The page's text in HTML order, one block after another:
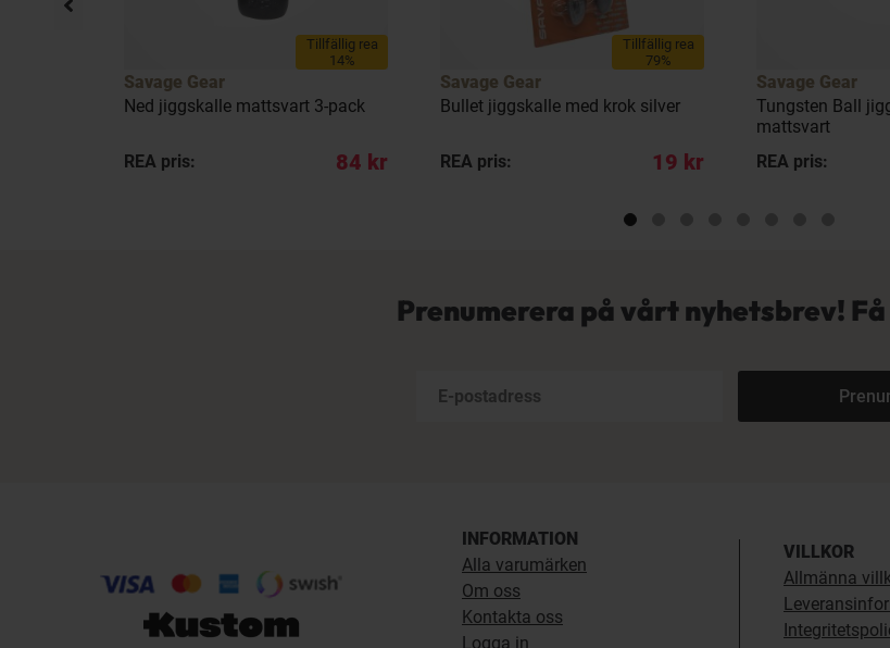
Tillfällig rea
14%
Savage Gear
Ned jiggskalle mattsvart 3-pack
REA pris: 84 kr
Tillfällig rea
79%
Savage Gear
Bullet jiggskalle med krok silver
REA pris: 19 kr
Savage Gear
Tungsten Ball
mattsvart
REA pris:
Prenumerera på vårt nyhetsbrev! Få
INFORMATION
Alla varumärken
Om oss
Kontakta oss
Logga in
VILLKOR
Allmänna